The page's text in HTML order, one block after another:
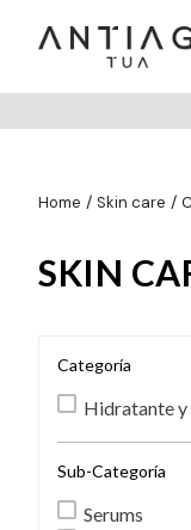
skin care
SKIN
Categoría
Hidratante
Sub-Categoría
Serums